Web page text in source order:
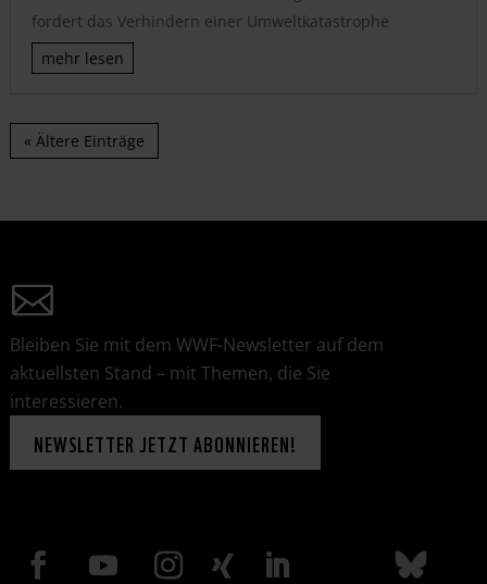
fordert das Verhindern einer Umweltkatastrophe
mehr lesen
« Ältere Einträge
Bleiben Sie mit dem WWF-Newsletter auf dem
aktuellsten Stand – mit Themen, die Sie
interessieren.
NEWSLETTER JETZT ABONNIEREN!